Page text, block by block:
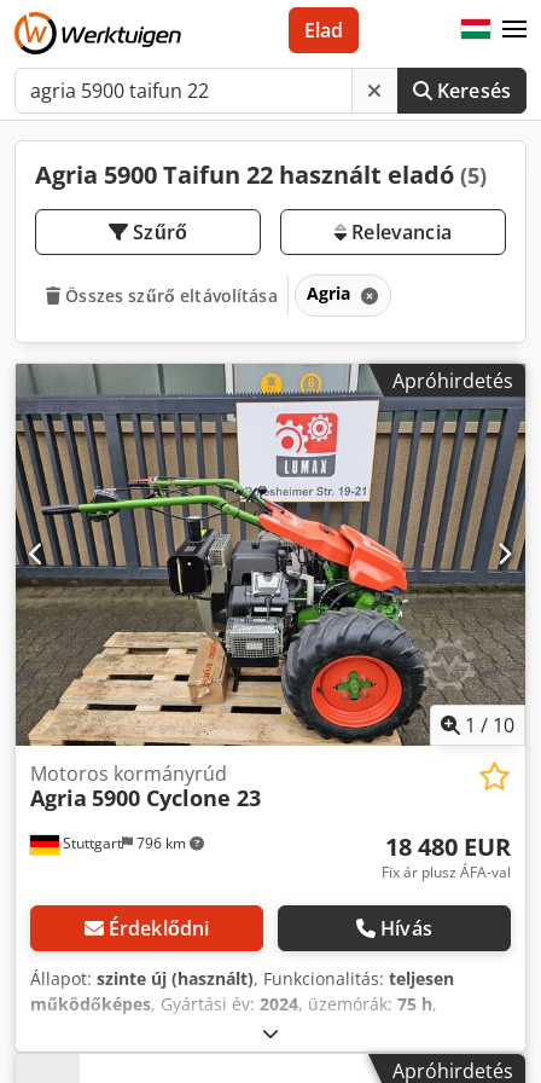
Keresés
Elad
Agria 5900 Taifun 22 használt eladó (5)
Szűrő Relevancia
Összes szűrő eltávolítása Agria
Apróhirdetés
1 / 10
Stuttgart 796 km
Motoros kormányrúd
Agria 5900 Cyclone 23
18 480 EUR
Fix ár plusz ÁFA-val
Érdeklődni Hívás
Állapot: szinte új (használt), Funkcionalitás: teljesen
működőképes, Gyártási év: 2024, üzemórák: 75 h,
16,92 kW (23,00 LE)
benzin, hajtástípus:hidrosztatikus, Agria 5900 Taifun Profi
Apróhirdetés